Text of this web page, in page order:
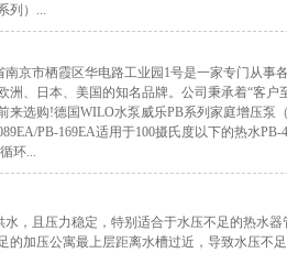
列）...
京市栖霞区华电路工业园1号是一家专门从事
、日本、美国的知名品牌。公司秉承着“客户
来选购!德国WILO水泵威乐PB系列家庭增压泵
PB-169EA适用于100摄氏度以下的热水
环...
，且压力稳定，特别适合于水压不足的热水
的加压公寓最上层距离水槽过近，导致水压不